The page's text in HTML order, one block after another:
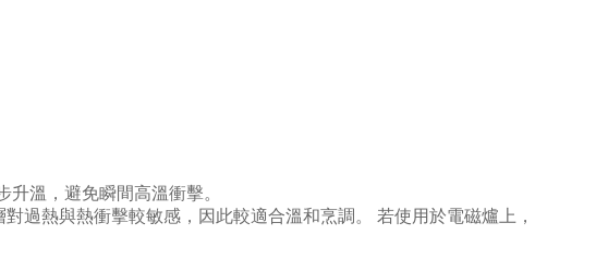
溫，避免瞬間高溫衝擊。
對過熱與熱衝擊較敏感，因此較適合溫和烹調。 若使用於電磁爐上，